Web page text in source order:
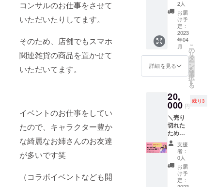
コンサルのお仕事をさせて
いただいたりしてます。
そのため、店舗でもスマホ
関連雑貨の商品を置かせて
いただいてます。
イベントのお仕事をしてい
たので、キャラクター豊か
な綺麗なお姉さんのお友達
が多いです笑
（コラボイベントなども開
・メー
ルが届
かない
トラブ
ルなど
防止の
ため
備考欄
にお電
のご明
記をお
願いい
たしま
す ・原
材料及
び添加
物等の
食品表
示はお
届け商
品のラ
ベルに
て頂き
ます
リター
ン対応
期間は
2022年
11月〜
12月の
間です
望日程
がある
方は、
備考欄
に第３
希望ま
でご明
記くだ
さいま
せ ・
メール
が届か
のご明
記をお
願いい
たしま
意事項
・送料
クール
便でお
す。 ・
2022年
10月頃
にご希
望日程
の詳細
＆ご確
認の
メール
をさせ
て頂き
ます
のカ
ラーな
どある
場合
は、備
考欄に
ご記載
くださ
い ※1円
援もし
て頂け
ます。
応援、
よろし
くお願
いいた
しま
す！
《内
容》 ◯
お礼の
支援も
して頂
けま
す。 応
援、よ
ろしく
お願い
いたし
ます！
手紙
◯『野
菜たっ
ぷりふ
わとろ
キッ
シュ』
１ホー
ル18
カット
分 ※
メール
店】 あ
なたの
『なに
か』を
リノリ
ノカー
で販売
でき
ちゃう
券！ 元
雑貨の
販売員
のス
タッフ
教育を
してい
た兵頭
が、 お
客様に
全力プ
レゼン
します
♪（販売
2人
お届
け予
定：
2023
年04
月
詳細を見る
こ
の
リ
タ
ー
ン
を
選
択
す
る
20,
000 円
残り3
＼売り
切れた
ため、
追加リ
ターン
として
再登
場！／
あなた
支援
者：
0人
お届
け予
定：